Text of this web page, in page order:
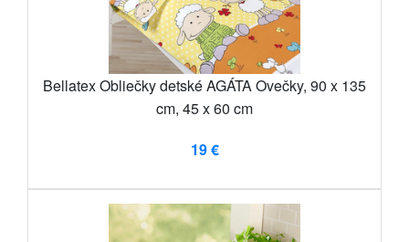
Bellatex Obliečky detské AGÁTA Ovečky, 90 x 135
cm, 45 x 60 cm
19 €